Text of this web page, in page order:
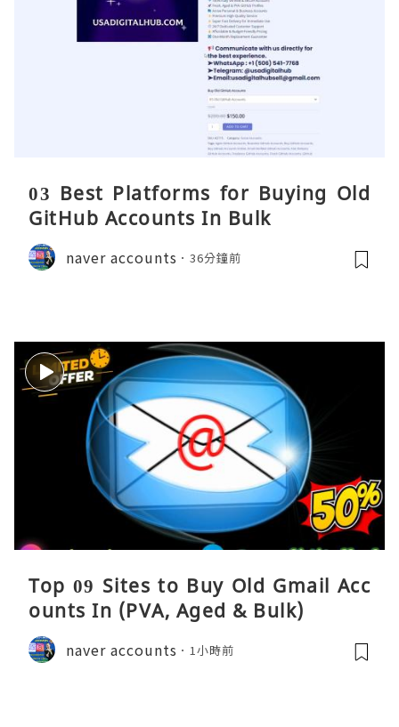
03 Best Platforms for Buying Old
GitHub Accounts In Bulk
naver accounts 36分鐘前
Top 09 Sites to Buy Old Gmail Acc
ounts In (PVA, Aged & Bulk)
naver accounts 1小時前